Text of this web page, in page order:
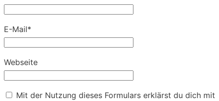
E-Mail*
Webseite
Mit der Nutzung dieses Formulars erklärst du dich mit